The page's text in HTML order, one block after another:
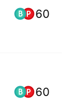
60
60